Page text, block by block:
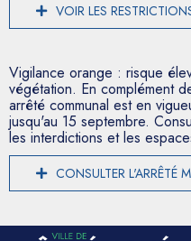
VOIR LES
Vigilance orange : risque
végétation. En complément
arrêté communal est en
jusqu'au 15 septembre.
les interdictions et les
CONSULTER L'ARRÊTÉ